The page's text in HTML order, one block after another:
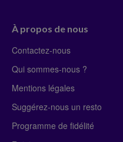
À propos de nous
Contactez-nous
Qui sommes-nous ?
Mentions légales
Suggérez-nous un resto
Programme de fidélité